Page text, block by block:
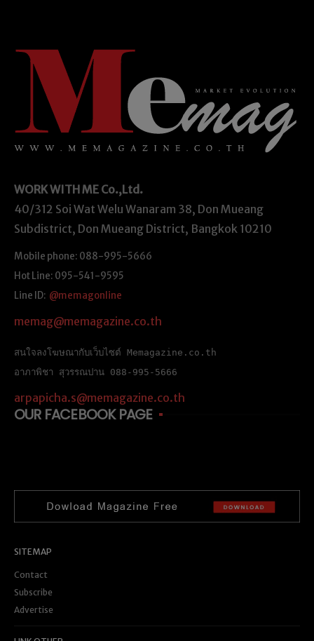
WORK WITH ME Co.,Ltd.
40/312 Soi Wat Welu Wanaram 38, Don Mueang
Subdistrict, Don Mueang District, Bangkok 10210
Mobile phone: 088-995-5666
Hot Line: 095-541-9595
Line ID: @memagonline
memag@memagazine.co.th
สนใจลงโฆษณากับเว็บไซต์ Memagazine.co.th
อาภาพิชา สุวรรณปาน 088-995-5666
arpapicha.s@memagazine.co.th
OUR FACEBOOK PAGE
SITEMAP
Contact
Subscribe
Advertise